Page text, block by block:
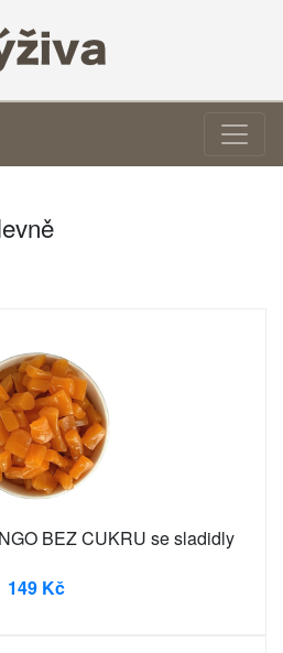
BEZ CUKRU se sladidly
149 Kč